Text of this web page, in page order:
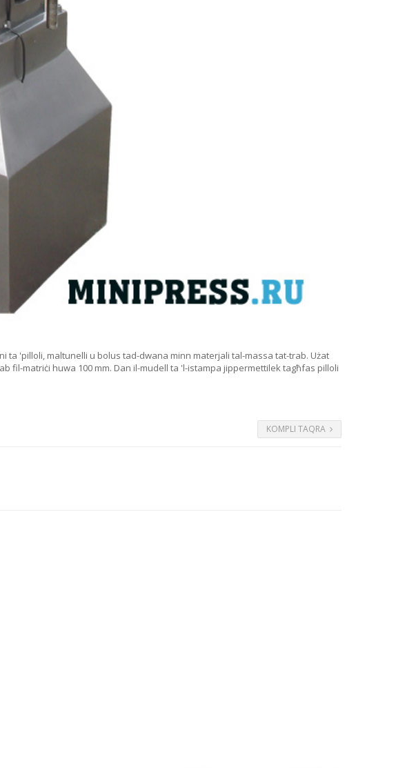
'pilloli, maltunelli u bolus tad-dwana minn materjali tal-massa tat-trab. Użat
fil-matriċi huwa 100 mm. Dan il-mudell ta 'l-istampa jippermettilek tagħfas pilloli
KOMPLI TAQRA